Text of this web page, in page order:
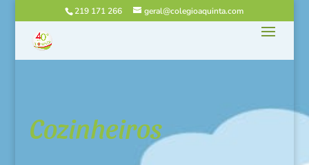
219 171 266 geral@colegioaquinta.com
Cozinheiros